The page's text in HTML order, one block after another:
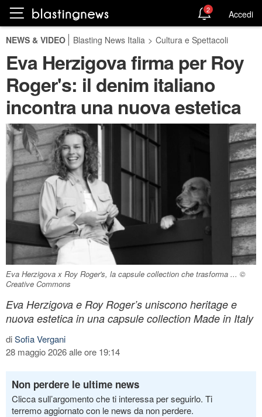
2 Accedi
NEWS & VIDEO Blasting News Italia > Cultura e Spettacoli
Eva Herzigova firma per Roy
Roger's: il denim italiano
incontra una nuova estetica
Eva Herzigova x Roy Roger's, la capsule collection che trasforma ... ©
Creative Commons
Eva Herzigova e Roy Roger’s uniscono heritage e
nuova estetica in una capsule collection Made in Italy
diSofia Vergani
28 maggio 2026 alle ore 19:14
Non perdere le ultime news
Clicca sull’argomento che ti interessa per seguirlo. Ti
terremo aggiornato con le news da non perdere.